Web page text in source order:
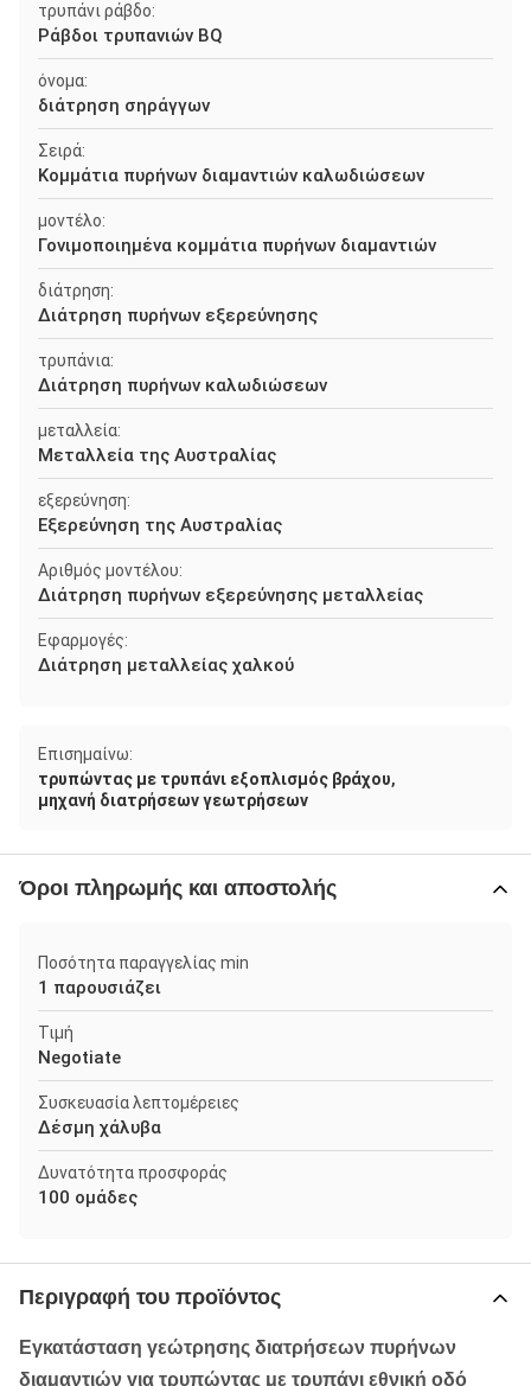
τρυπάνι ράβδο:
Ράβδοι τρυπανιών BQ
όνομα:
διάτρηση σηράγγων
Σειρά:
Κομμάτια πυρήνων διαμαντιών καλωδιώσεων
μοντέλο:
Γονιμοποιημένα κομμάτια πυρήνων διαμαντιών
διάτρηση:
Διάτρηση πυρήνων εξερεύνησης
τρυπάνια:
Διάτρηση πυρήνων καλωδιώσεων
μεταλλεία:
Μεταλλεία της Αυστραλίας
εξερεύνηση:
Εξερεύνηση της Αυστραλίας
Αριθμός μοντέλου:
Διάτρηση πυρήνων εξερεύνησης μεταλλείας
Εφαρμογές:
Διάτρηση μεταλλείας χαλκού
Επισημαίνω:
τρυπώντας με τρυπάνι εξοπλισμός βράχου,
μηχανή διατρήσεων γεωτρήσεων
Όροι πληρωμής και αποστολής
Ποσότητα παραγγελίας min
1 παρουσιάζει
Τιμή
Negotiate
Συσκευασία λεπτομέρειες
Δέσμη χάλυβα
Δυνατότητα προσφοράς
100 ομάδες
Περιγραφή του προϊόντος
Εγκατάσταση γεώτρησης διατρήσεων πυρήνων
διαμαντιών για τρυπώντας με τρυπάνι εθνική οδό